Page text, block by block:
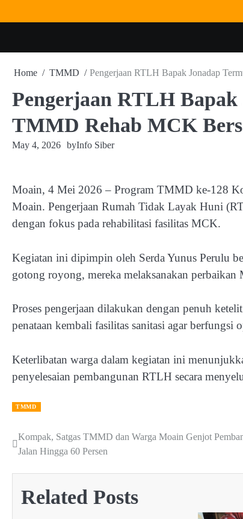
to
Home TMMD Pengerjaan RTLH Bapak Jonadap
Pengerjaan RTLH
TMMD Rehab MCK
May 4, 2026 byInfo Siber
Moain, 4 Mei 2026 – Program TMMD ke-128
Moain. Pengerjaan Rumah Tidak Layak Huni
dengan fokus pada rehabilitasi fasilitas MCK.
Kegiatan ini dipimpin oleh Serda Yunus Perulu
gotong royong, mereka melaksanakan
Proses pengerjaan dilakukan dengan penuh
penataan kembali fasilitas sanitasi agar berfungsi
Keterlibatan warga dalam kegiatan ini
penyelesaian pembangunan RTLH secara
TMMD
Post
navigation
Kompak, Satgas TMMD dan Warga Moain Genjot
Jalan Hingga 60 Persen
Related Posts